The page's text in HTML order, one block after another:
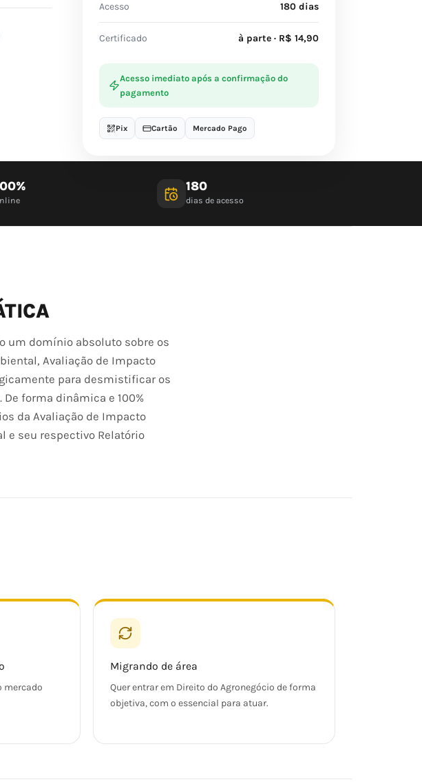
Acesso 180 dias
Certificado à parte · R$ 14,90
Acesso imediato após a confirmação do
pagamento
Pix Cartão Mercado Pago
180
dias de acesso
um domínio absoluto sobre os
Avaliação de Impacto
para desmistificar os
forma dinâmica e 100%
da Avaliação de Impacto
e seu respectivo Relatório
mercado
Migrando de área
Quer entrar em Direito do Agronegócio de forma
objetiva, com o essencial para atuar.